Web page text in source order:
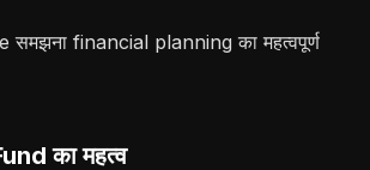
financial planning का महत्वपूर्ण
का महत्व